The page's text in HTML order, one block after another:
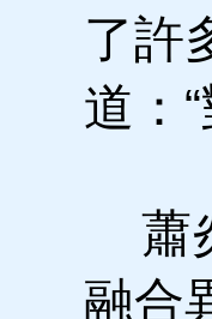
了許
道：
蕭
融合